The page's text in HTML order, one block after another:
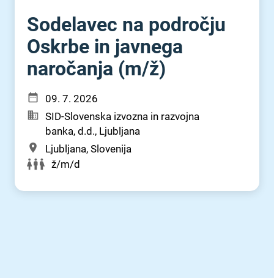
Sodelavec na področju
Oskrbe in javnega
naročanja (m⁠/⁠ž)
09. 7. 2026
SID-Slovenska izvozna in razvojna
banka, d.d., Ljubljana
Ljubljana, Slovenija
ž/m/d